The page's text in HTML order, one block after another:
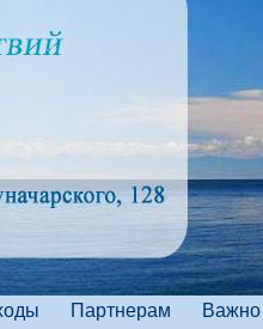
Партнерам Важно